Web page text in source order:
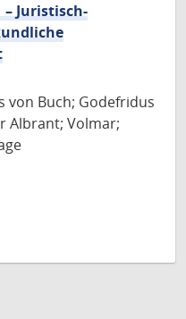
– Juristisch-
von Buch; Godefridus
Albrant; Volmar;